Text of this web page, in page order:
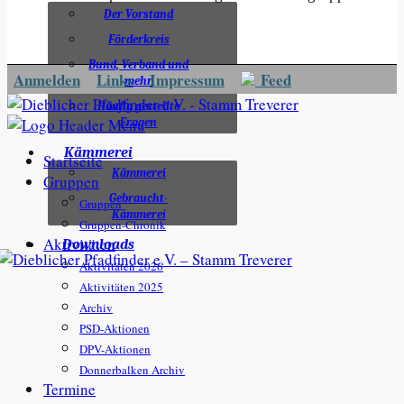
Der Vorstand
Förderkreis
Bund, Verband und
mehr
Häufig gestellte
Fragen
Kämmerei
Kämmerei
Gebraucht-
Kämmerei
Downloads
Anmelden Links Impressum Feed
Startseite
Gruppen
Gruppen
Gruppen-Chronik
Aktivitäten
Aktivitäten 2026
Aktivitäten 2025
Archiv
PSD-Aktionen
DPV-Aktionen
Donnerbalken Archiv
Termine